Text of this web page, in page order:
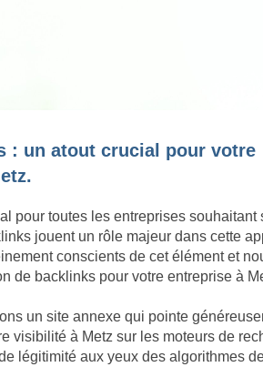
: un atout crucial pour votre
pour toutes les entreprises souhaitant
jouent un rôle majeur dans cette
conscients de cet élément et
de backlinks pour votre entreprise à
un site annexe qui pointe
visibilité à Metz sur les moteurs de
légitimité aux yeux des algorithmes